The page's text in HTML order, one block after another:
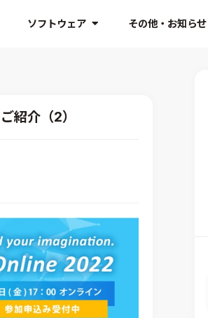
ソフトウェア その他・お知らせ
紹介（2）